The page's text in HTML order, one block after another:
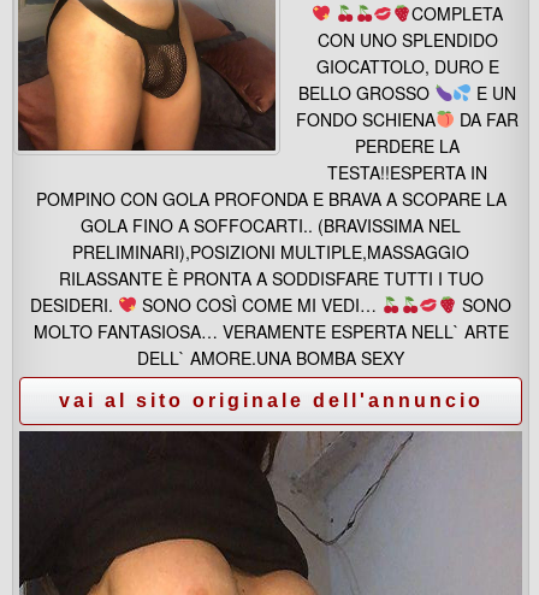
COMPLETA
CON UNO SPLENDIDO
GIOCATTOLO, DURO E
BELLO GROSSO
E UN
FONDO SCHIENA
DA FAR
PERDERE LA
TESTA!!ESPERTA IN
POMPINO CON GOLA PROFONDA E BRAVA A SCOPARE LA
GOLA FINO A SOFFOCARTI.. (BRAVISSIMA NEL
PRELIMINARI),POSIZIONI MULTIPLE,MASSAGGIO
RILASSANTE È PRONTA A SODDISFARE TUTTI I TUO
DESIDERI.
SONO COSÌ COME MI VEDI…
SONO
MOLTO FANTASIOSA… VERAMENTE ESPERTA NELL` ARTE
DELL` AMORE.UNA BOMBA SEXY